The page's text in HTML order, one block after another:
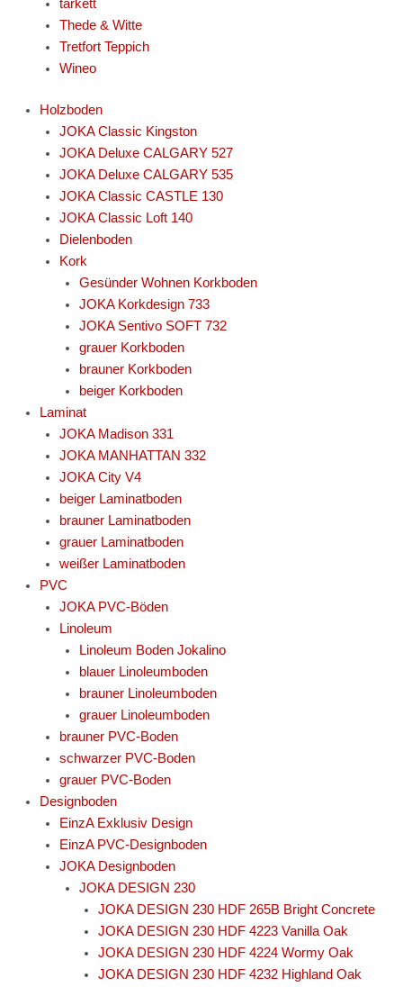
tarkett
Thede & Witte
Tretfort Teppich
Wineo
Holzboden
JOKA Classic Kingston
JOKA Deluxe CALGARY 527
JOKA Deluxe CALGARY 535
JOKA Classic CASTLE 130
JOKA Classic Loft 140
Dielenboden
Kork
Gesünder Wohnen Korkboden
JOKA Korkdesign 733
JOKA Sentivo SOFT 732
grauer Korkboden
brauner Korkboden
beiger Korkboden
Laminat
JOKA Madison 331
JOKA MANHATTAN 332
JOKA City V4
beiger Laminatboden
brauner Laminatboden
grauer Laminatboden
weißer Laminatboden
PVC
JOKA PVC-Böden
Linoleum
Linoleum Boden Jokalino
blauer Linoleumboden
brauner Linoleumboden
grauer Linoleumboden
brauner PVC-Boden
schwarzer PVC-Boden
grauer PVC-Boden
Designboden
EinzA Exklusiv Design
EinzA PVC-Designboden
JOKA Designboden
JOKA DESIGN 230
JOKA DESIGN 230 HDF 265B Bright Concrete
JOKA DESIGN 230 HDF 4223 Vanilla Oak
JOKA DESIGN 230 HDF 4224 Wormy Oak
JOKA DESIGN 230 HDF 4232 Highland Oak